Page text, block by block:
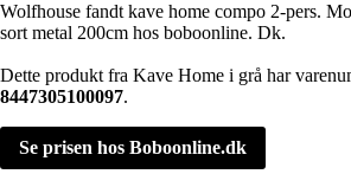
Wolfhouse fandt kave home compo 2-pers.
sort metal 200cm hos boboonline. Dk.
Dette produkt fra Kave Home i grå har
8447305100097.
Se prisen hos Boboonline.dk